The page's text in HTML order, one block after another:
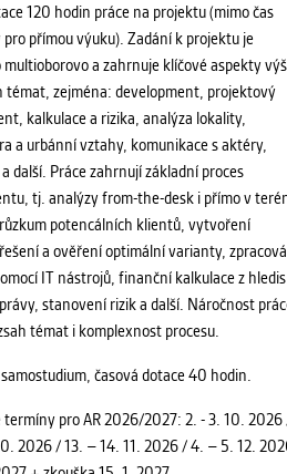
120 hodin práce na projektu (mimo čas
přímou výuku). Zadání k projektu je
a zahrnuje klíčové aspekty
témat, zejména: development, projektový
kalkulace a rizika, analýza lokality,
a urbánní vztahy, komunikace s aktéry,
další. Práce zahrnují základní proces
tj. analýzy from-the-desk i přímo v
potencálních klientů, vytvoření
a ověření optimální varianty,
IT nástrojů, finanční kalkulace z
stanovení rizik a další. Náročnost
témat i komplexnost procesu.
časová dotace 40 hodin.
termíny pro AR 2026/2027: 2. - 3. 10. 2026
2026 / 13. – 14. 11. 2026 / 4. – 5. 12.